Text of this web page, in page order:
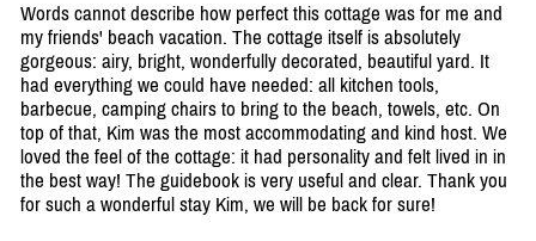
Words cannot describe how perfect this cottage was for me and
my friends' beach vacation. The cottage itself is absolutely
gorgeous: airy, bright, wonderfully decorated, beautiful yard. It
had everything we could have needed: all kitchen tools,
barbecue, camping chairs to bring to the beach, towels, etc. On
top of that, Kim was the most accommodating and kind host. We
loved the feel of the cottage: it had personality and felt lived in in
the best way! The guidebook is very useful and clear. Thank you
for such a wonderful stay Kim, we will be back for sure!